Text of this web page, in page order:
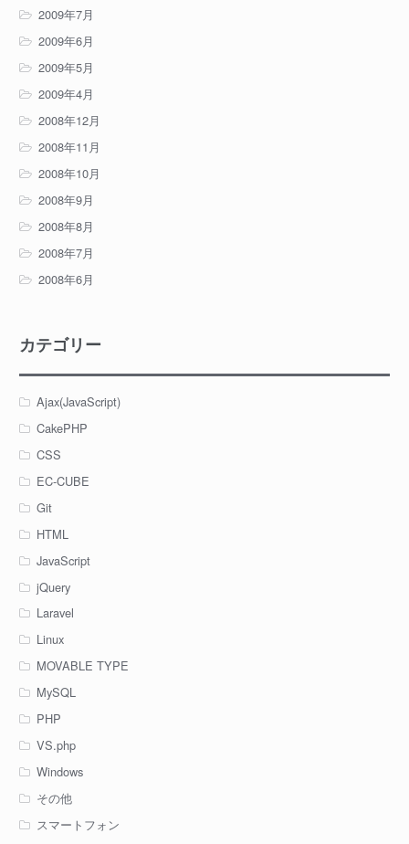
2009年7月
2009年6月
2009年5月
2009年4月
2008年12月
2008年11月
2008年10月
2008年9月
2008年8月
2008年7月
2008年6月
カテゴリー
Ajax(JavaScript)
CakePHP
CSS
EC-CUBE
Git
HTML
JavaScript
jQuery
Laravel
Linux
MOVABLE TYPE
MySQL
PHP
VS.php
Windows
その他
スマートフォン